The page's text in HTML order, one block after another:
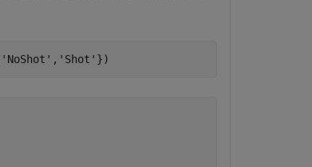
'NoShot' , 'Shot' })